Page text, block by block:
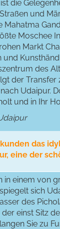
die
und
Mahatma
Moschee
Markt
des
der Transfer
Udaipur.
und in Ihr
das
eine der
in einem von
sich
des
einst Sitz
Sie zu